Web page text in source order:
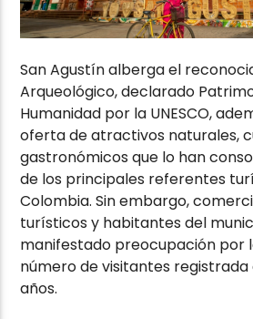
San Agustín alberga el
Arqueológico, declarado
Humanidad por la UNESCO,
oferta de atractivos naturales,
gastronómicos que lo han
de los principales referentes
Colombia. Sin embargo,
turísticos y habitantes del
manifestado preocupación por
número de visitantes registrada
años.